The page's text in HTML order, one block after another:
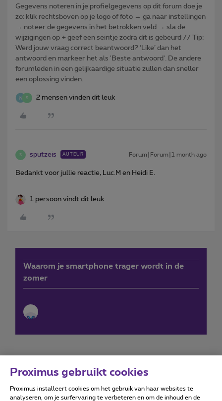
Gegevens noteren in je profielgegevens op dit forum doe je
zo: klik rechtsboven op je logo of foto → ga naar instellingen
→ noteer de gegevens in het betrokken veld → sla de
wijzigingen op + geef een seintje zodra dit is gebeurd // Tip:
Werd jouw vraag correct beantwoord? ‘Like’ dan het
antwoord en markeer het als 'Beste antwoord'. De andere
forumleden in een gelijkaardige situatie zullen dan sneller
een oplossing vinden.
S 2 mensen vinden dit leuk
S sputzeis AUTEUR Forum|Forum|1 month ago
Bedankt voor jullie reactie, Luc.M en Heidi E.
1 persoon vindt dit leuk
Waarom je smartphone trager wordt in de
zomer
Forumvoorwaarden Accessibility statement
Proximus gebruikt cookies
Proximus installeert cookies om het gebruik van haar websites te
analyseren, om je surfervaring te verbeteren en om de inhoud en de